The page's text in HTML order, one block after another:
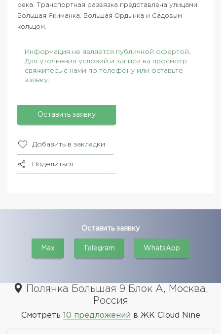
река. Транспортная развязка представлена улицами
Большая Якиманка, Большая Ордынка и Садовым
кольцом.
Информация не является публичной офертой.
Для уточнения условий и записи на просмотр
свяжитесь с нами по телефону или оставьте
заявку.
Оставить заявку
Добавить в закладки
Поделиться
Оставить заявку
Max Telegram WhatsApp
Полянка Большая 9 Блок А, Москва,
Россия
Смотреть 10 предложений в ЖК Cloud Nine